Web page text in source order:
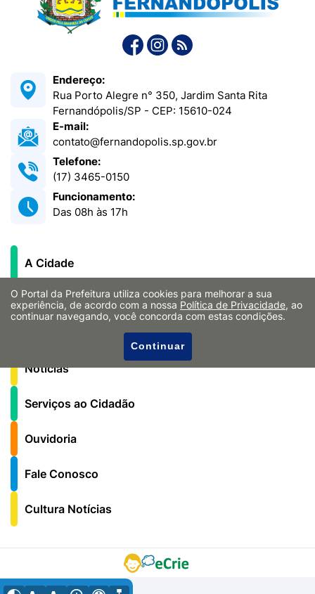
Endereço:
Rua Porto Alegre n° 350, Jardim Santa Rita
Fernandópolis/SP - CEP: 15610-024
E-mail:
contato@fernandopolis.sp.gov.br
Telefone:
(17) 3465-0150
Funcionamento:
Das 08h às 17h
A Cidade
Governo
Notícias
Serviços ao Cidadão
Ouvidoria
Fale Conosco
Cultura Notícias
O Portal da Prefeitura utiliza cookies para melhorar a sua
experiência, de acordo com a nossa Política de Privacidade, ao
continuar navegando, você concorda com estas condições.
Continuar